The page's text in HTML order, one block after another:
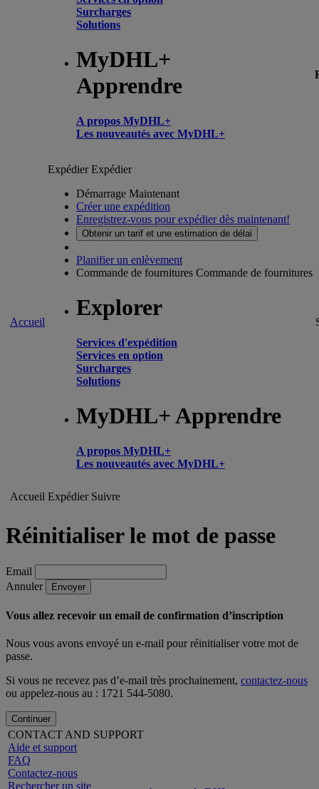
Surcharges
Solutions
MyDHL+
Apprendre
A propos MyDHL+
Les nouveautés avec MyDHL+
Accueil
ExpédierExpédier
Démarrage Maintenant
Créer une expédition
Enregistrez-vous pour expédier dès maintenant!
Obtenir un tarif et une estimation de délai
Planifier un enlèvement
Commande de fournitures Commande de fournitures
Explorer
Services d'expédition
Services en option
Surcharges
Solutions
MyDHL+ Apprendre
A propos MyDHL+
Les nouveautés avec MyDHL+
Accueil Expédier Suivre
Réinitialiser le mot de passe
Email
Annuler
Envoyer
Vous allez recevoir un email de confirmation d’inscription
Nous vous avons envoyé un e-mail pour réinitialiser votre mot de
passe.
Si vous ne recevez pas d’e-mail très prochainement, contactez-nous
ou appelez-nous au : 1721 544-5080.
Continuer
CONTACT AND SUPPORT
Aide et support
FAQ
Contactez-nous
Rechercher un site